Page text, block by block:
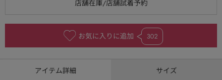
お気に入りに追加 302
アイテム詳細 サイズ